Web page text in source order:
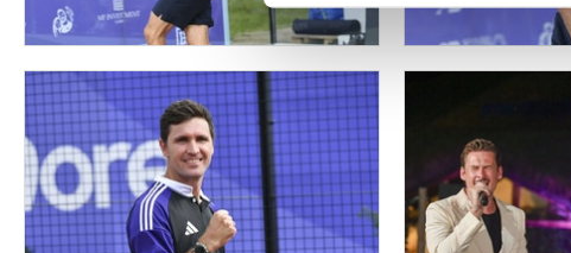
Wir verwenden Cookies, um
und die Zugriffe auf unsere
Website an unsere Partner für
möglicherweise mit weiteren
der Dienste gesammelt haben.